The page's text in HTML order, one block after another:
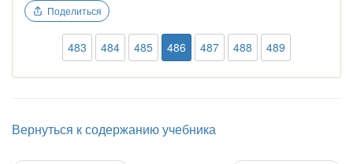
Поделиться
483 484 485 486 487 488 489
Вернуться к содержанию учебника